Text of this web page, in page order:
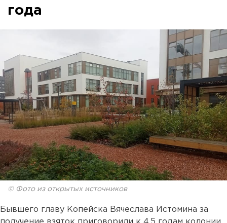
года
© Фото из открытых источников
Бывшего главу Копейска Вячеслава Истомина за